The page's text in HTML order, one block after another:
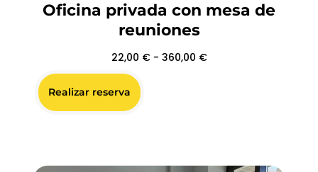
Oficina privada con mesa de
reuniones
22,00 € - 360,00 €
Realizar reserva